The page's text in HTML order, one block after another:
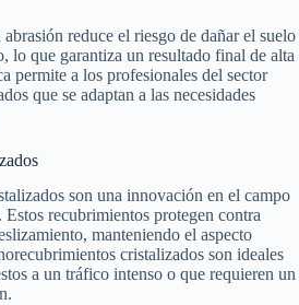
reduce el riesgo de dañar el suelo
lo que garantiza un resultado final de alta
permite a los profesionales del sector
que se adaptan a las necesidades
son una innovación en el campo
Estos recubrimientos protegen contra
manteniendo el aspecto
cristalizados son ideales
a un tráfico intenso o que requieren un